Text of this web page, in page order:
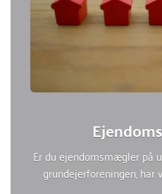
Er du ejendomsmægler på
grundejerforeningen,